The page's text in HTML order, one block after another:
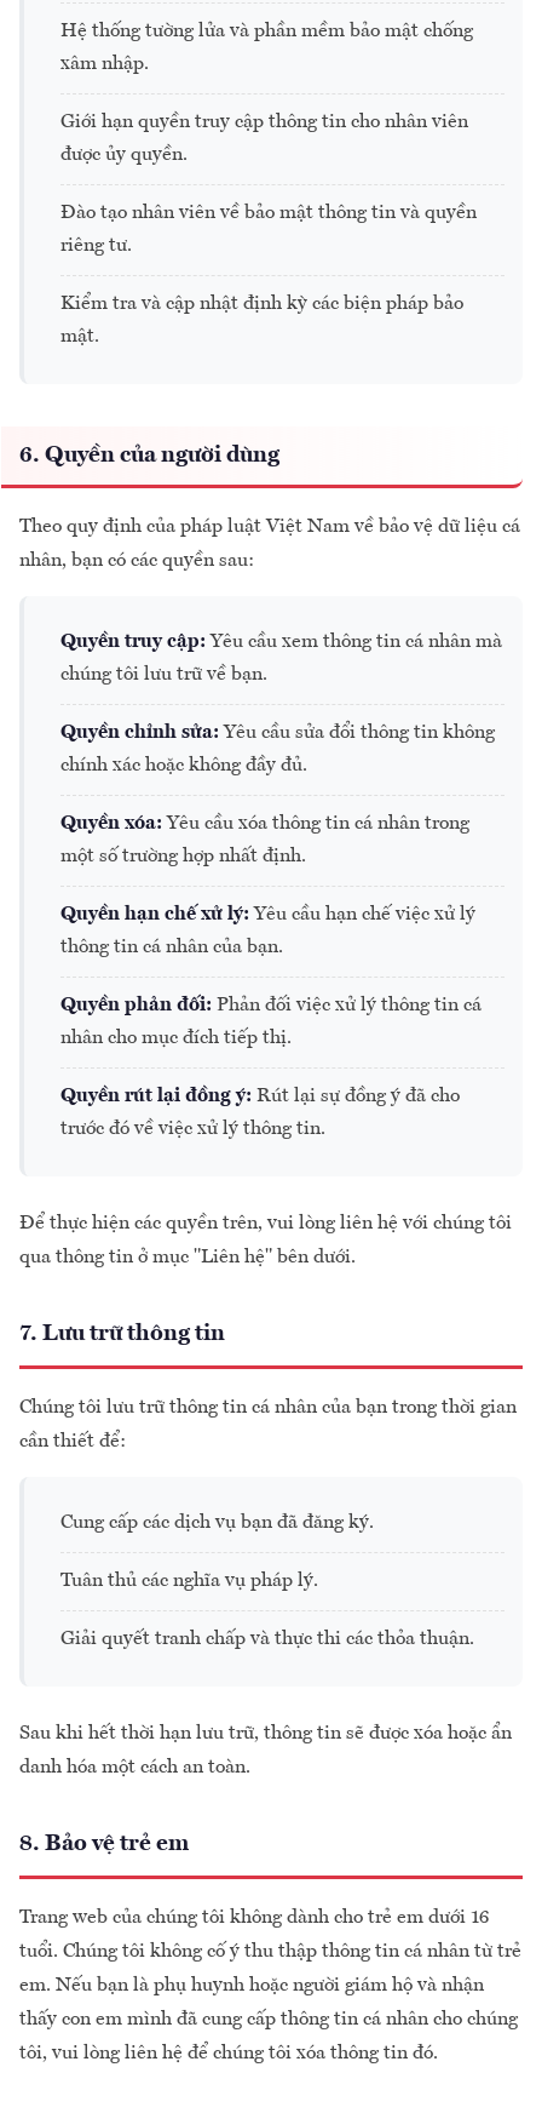
Hệ thống tường lửa và phần mềm bảo mật chống
xâm nhập.
Giới hạn quyền truy cập thông tin cho nhân viên
được ủy quyền.
Đào tạo nhân viên về bảo mật thông tin và quyền
riêng tư.
Kiểm tra và cập nhật định kỳ các biện pháp bảo
mật.
6. Quyền của người dùng
Theo quy định của pháp luật Việt Nam về bảo vệ dữ liệu cá
nhân, bạn có các quyền sau:
Quyền truy cập: Yêu cầu xem thông tin cá nhân mà
chúng tôi lưu trữ về bạn.
Quyền chỉnh sửa: Yêu cầu sửa đổi thông tin không
chính xác hoặc không đầy đủ.
Quyền xóa: Yêu cầu xóa thông tin cá nhân trong
một số trường hợp nhất định.
Quyền hạn chế xử lý: Yêu cầu hạn chế việc xử lý
thông tin cá nhân của bạn.
Quyền phản đối: Phản đối việc xử lý thông tin cá
nhân cho mục đích tiếp thị.
Quyền rút lại đồng ý: Rút lại sự đồng ý đã cho
trước đó về việc xử lý thông tin.
Để thực hiện các quyền trên, vui lòng liên hệ với chúng tôi
qua thông tin ở mục "Liên hệ" bên dưới.
7. Lưu trữ thông tin
Chúng tôi lưu trữ thông tin cá nhân của bạn trong thời gian
cần thiết để:
Cung cấp các dịch vụ bạn đã đăng ký.
Tuân thủ các nghĩa vụ pháp lý.
Giải quyết tranh chấp và thực thi các thỏa thuận.
Sau khi hết thời hạn lưu trữ, thông tin sẽ được xóa hoặc ẩn
danh hóa một cách an toàn.
8. Bảo vệ trẻ em
Trang web của chúng tôi không dành cho trẻ em dưới 16
tuổi. Chúng tôi không cố ý thu thập thông tin cá nhân từ trẻ
em. Nếu bạn là phụ huynh hoặc người giám hộ và nhận
thấy con em mình đã cung cấp thông tin cá nhân cho chúng
tôi, vui lòng liên hệ để chúng tôi xóa thông tin đó.